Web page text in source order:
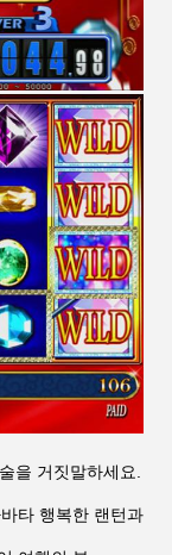
을 거짓말하세요.
타 행복한 랜턴과